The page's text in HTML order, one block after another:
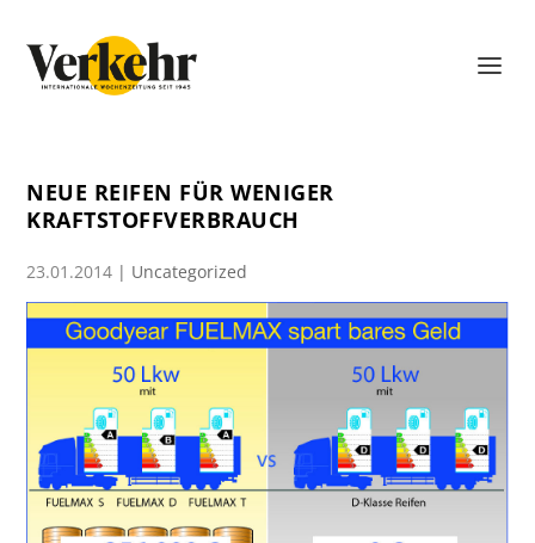
NEUE REIFEN FÜR WENIGER
KRAFTSTOFFVERBRAUCH
23.01.2014 | Uncategorized